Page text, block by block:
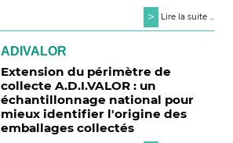
> Lire la suite ...
ADIVALOR
Extension du périmètre de
collecte A.D.I.VALOR : un
échantillonnage national pour
mieux identifier l'origine des
emballages collectés